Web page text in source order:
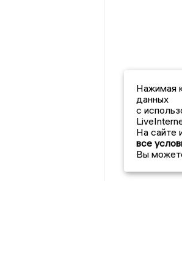
Нажимая
данных
с
На сайте
все
Вы